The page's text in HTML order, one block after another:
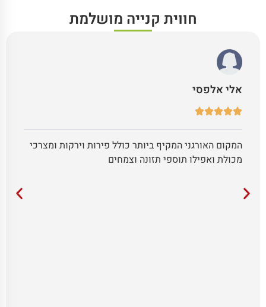
חווית קנייה מושלמת
אלי אלפסי
המקום האורגני המקיף ביותר כולל פירות וירקות ומצרכי
מכולת ואפילו תוספי תזונה וצמחים